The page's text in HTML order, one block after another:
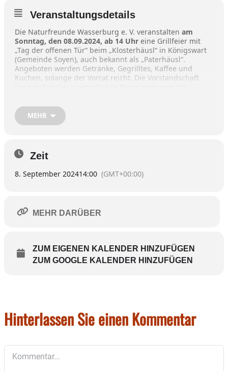
Veranstaltungsdetails
Die Naturfreunde Wasserburg e. V. veranstalten am
Sonntag, den 08.09.2024, ab 14 Uhr eine Grillfeier mit
„Tag der offenen Tür“ beim „Klosterhäusl“ in Königswart
(Gemeinde Soyen), auch bekannt als „Paterhäusl“.
Angeboten werden Getränke, Gegrilltes, Kaffee und
Kuchen, solange der Vorrat reicht. Die Vorstandschaft
Parkmöglichkeiten befinden sich vor der
Eisenbahnbrücke entlang des Bahndammes. Das letzte
Wegstück (ca. 800 m) muss zu Fuß zurückgelegt werden.
MEHR
Zeit
8. September 202414:00 (GMT+00:00)
MEHR DARÜBER
ZUM EIGENEN KALENDER HINZUFÜGEN
ZUM GOOGLE KALENDER HINZUFÜGEN
Hinterlassen Sie einen Kommentar